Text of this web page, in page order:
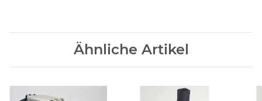
Ähnliche Artikel